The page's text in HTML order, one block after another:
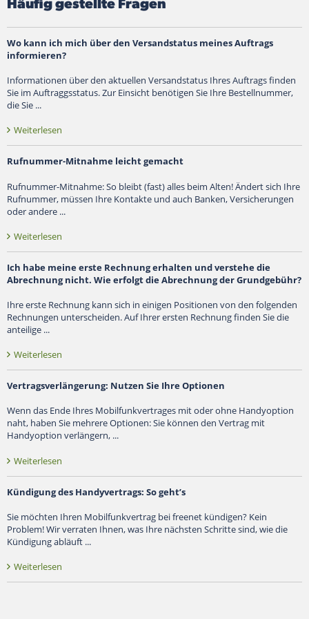
Häufig gestellte Fragen
Wo kann ich mich über den Versandstatus meines Auftrags
informieren?
Informationen über den aktuellen Versandstatus Ihres Auftrags finden
Sie im Auftraggsstatus. Zur Einsicht benötigen Sie Ihre Bestellnummer,
die Sie ...
Weiterlesen
Rufnummer-Mitnahme leicht gemacht
Rufnummer-Mitnahme: So bleibt (fast) alles beim Alten! Ändert sich Ihre
Rufnummer, müssen Ihre Kontakte und auch Banken, Versicherungen
oder andere ...
Weiterlesen
Ich habe meine erste Rechnung erhalten und verstehe die
Abrechnung nicht. Wie erfolgt die Abrechnung der Grundgebühr?
Ihre erste Rechnung kann sich in einigen Positionen von den folgenden
Rechnungen unterscheiden. Auf Ihrer ersten Rechnung finden Sie die
anteilige ...
Weiterlesen
Vertragsverlängerung: Nutzen Sie Ihre Optionen
Wenn das Ende Ihres Mobilfunkvertrages mit oder ohne Handyoption
naht, haben Sie mehrere Optionen: Sie können den Vertrag mit
Handyoption verlängern, ...
Weiterlesen
Kündigung des Handyvertrags: So geht’s
Sie möchten Ihren Mobilfunkvertrag bei freenet kündigen? Kein
Problem! Wir verraten Ihnen, was Ihre nächsten Schritte sind, wie die
Kündigung abläuft ...
Weiterlesen